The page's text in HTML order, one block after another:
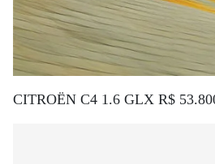
CITROËN C4 1.6 GLX R$